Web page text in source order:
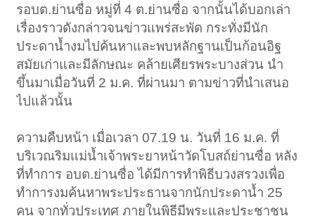
รอบต.ย่านซื่อ หมู่ที่ 4 ต.ย่านซื่อ จากนั้นได้บอกเล่า
เรื่องราวดังกล่าวจนข่าวแพร่สะพัด กระทั่งมีนัก
ประดาน้ำงมไปค้นหาและพบหลักฐานเป็นก้อนอิฐ
สมัยเก่าและมีลักษณะ คล้ายเศียรพระบางส่วน นำ
ขึ้นมาเมื่อวันที่ 2 ม.ค. ที่ผ่านมา ตามข่าวที่นำเสนอ
ไปแล้วนั้น
ความคืบหน้า เมื่อเวลา 07.19 น. วันที่ 16 ม.ค. ที่
บริเวณริมแม่น้ำเจ้าพระยาหน้าวัดโบสถ์ย่านซื่อ หลัง
ที่ทำการ อบต.ย่านซื่อ ได้มีการทำพิธีบวงสรวงเพื่อ
ทำการงมค้นหาพระประธานจากนักประดาน้ำ 25
คน จากทั่วประเทศ ภายในพิธีมีพระและประชาชน